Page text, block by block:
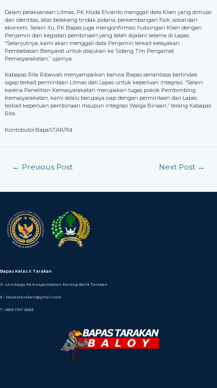
Dalam pelaksanaan Litmas, PK Muda Elvianto menggali data Klien yang dimulai
dari identitas, latar belakang tindak pidana, perkembangan fisik, sosial dan
ekonomi. Selain itu, PK Bapas juga mengonfirmasi hubungan Klien dengan
Penjamin dan kegiatan pembinaan yang telah dijalani selama di Lapas.
“Selanjutnya, kami akan menggali data Penjamin terkait kelayakan
Pembebasan Bersyarat untuk diajukan ke Sidang Tim Pengamat
Pemasyarakatan,” ujarnya.
Kabapas Rita Ribawati menyampaikan bahwa Bapas senantiasa bertindak
sigap terkait permintaan Litmas dari Lapas untuk keperluan integrasi. “Selain
karena Penelitian Kemasyarakatan merupakan tugas pokok Pembimbing
Kemasyarakatan, kami selalu berupaya siap dengan permintaan dari Lapas
terkait keperluan pembinaan maupun integrasi Warga Binaan,” terang Kabapas
Rita.
Kontributor:BapaSTAR/fld
← Previous Post Next Post →
Bapas Kelas II Tarakan
Jl. Lembaga Pemasyarakatan Karang Balik Tarakan
E : bapastarakan@gmail.com
T : 0851 1747 0063